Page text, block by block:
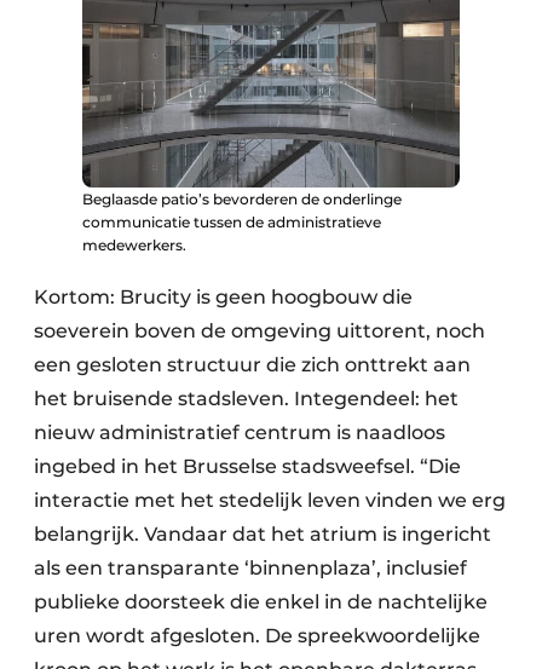
Beglaasde patio’s bevorderen de onderlinge
communicatie tussen de administratieve
medewerkers.
Kortom: Brucity is geen hoogbouw die
soeverein boven de omgeving uittorent, noch
een gesloten structuur die zich onttrekt aan
het bruisende stadsleven. Integendeel: het
nieuw administratief centrum is naadloos
ingebed in het Brusselse stadsweefsel. “Die
interactie met het stedelijk leven vinden we erg
belangrijk. Vandaar dat het atrium is ingericht
als een transparante ‘binnenplaza’, inclusief
publieke doorsteek die enkel in de nachtelijke
uren wordt afgesloten. De spreekwoordelijke